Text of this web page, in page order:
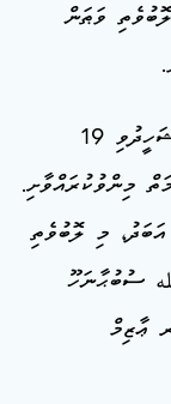
ވަޠަން
"3 ނޮވެމްބަރު 1988ގެ ޢުދުވާނީ ޙަމަލާގައި ޝަހީދުވި 19
މިންވުކުރައްވާށި.
މި ލޮބުވެތި
ސުބުޙާނަހޫ
ޢާޒިމް